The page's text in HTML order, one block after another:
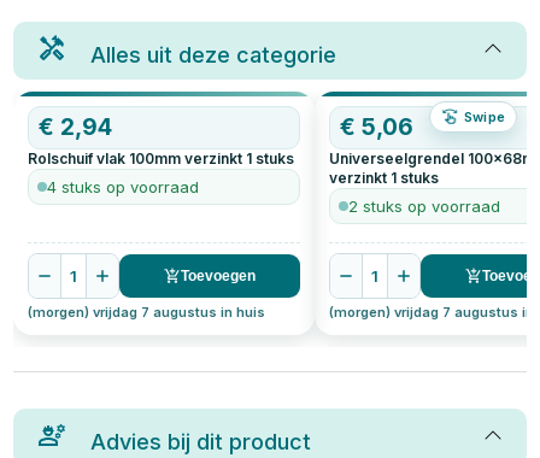
Alles uit deze categorie
Swipe
€ 2,94
Rolschuif vlak 100mm verzinkt 1 stuks
4 stuks op voorraad
1 Toevoegen
(morgen) vrijdag 7 augustus in huis
€5,06
Universeelgrendel
verzinkt 1 stuks
2 stuks op voorraad
1
(morgen) vrijdag 7 augustus in
Advies bij dit product